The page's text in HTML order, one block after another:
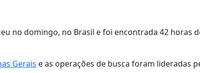
no domingo, no Brasil e foi encontrada 42 horas
Gerais e as operações de busca foram lideradas